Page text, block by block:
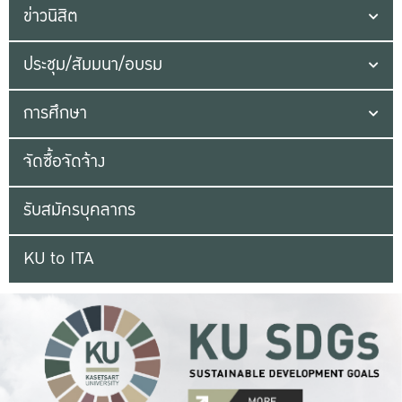
ข่าวนิสิต
ประชุม/สัมมนา/อบรม
การศึกษา
จัดซื้อจัดจ้าง
รับสมัครบุคลากร
KU to ITA